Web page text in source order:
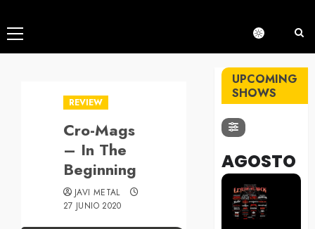
Menú
principal
REVIEW
Cro-Mags
– In The
Beginning
JAVI METAL
27 JUNIO 2020
UPCOMING
SHOWS
AGOSTO